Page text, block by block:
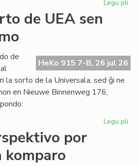
Legu pli
de UEA sen
HeKo 915 7-B, 26 jul 26
de
sorto de la Universala, sed ĝi ne
en Nieuwe Binnenweg 176,
Legu pli
por